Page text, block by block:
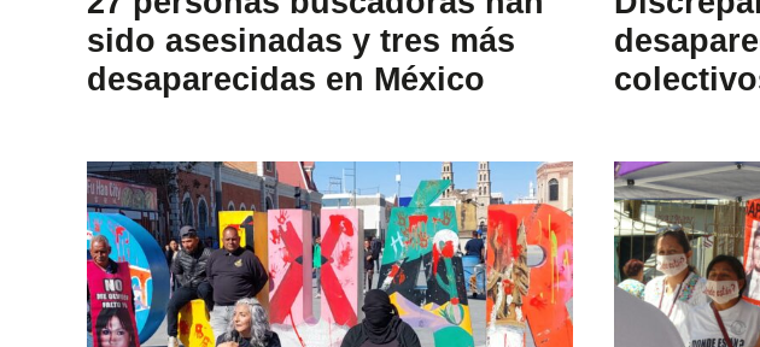
sido asesinadas y tres más
desaparecidas en México